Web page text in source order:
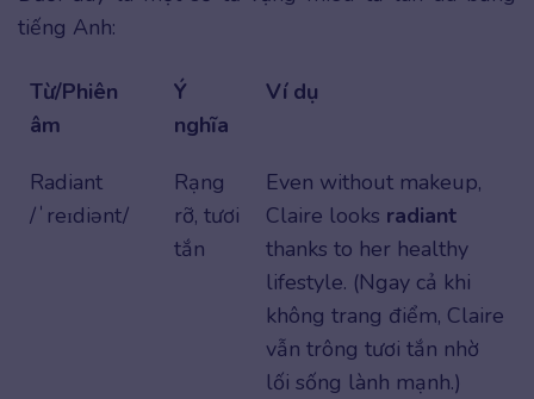
tiếng Anh:
Từ/Phiên
âm
Ý
nghĩa
Ví dụ
Radiant
/ˈreɪdiənt/
Rạng
rỡ, tươi
tắn
Even without makeup,
Claire looks radiant
thanks to her healthy
lifestyle. (Ngay cả khi
không trang điểm, Claire
vẫn trông tươi tắn nhờ
lối sống lành mạnh.)